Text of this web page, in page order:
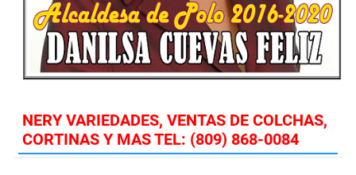
NERY VARIEDADES, VENTAS DE COLCHAS,
CORTINAS Y MAS TEL: (809) 868-0084